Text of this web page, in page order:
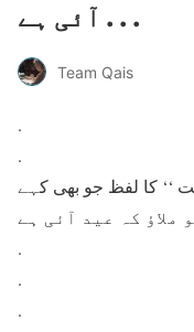
آئی ہے . . .
Team Qais
.
.
‘‘ کا لفظ جو بھی کہے
ملاؤ کہ عید آئی ہے
.
.
.